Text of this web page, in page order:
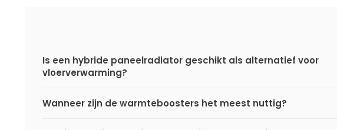
Is een hybride paneelradiator geschikt als alternatief voor
vloerverwarming?
Wanneer zijn de warmteboosters het meest nuttig?